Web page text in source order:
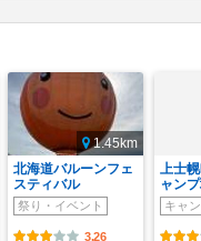
1.45km
北海道バルーンフェ
スティバル
祭り・イベント
3.26
上士
ャン
キャ